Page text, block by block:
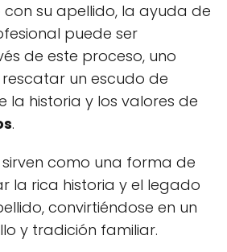
su apellido, la ayuda de
puede ser
de este proceso, uno
un escudo de
la historia y los valores de
.
como una forma de
la rica historia y el legado
convirtiéndose en un
y tradición familiar.